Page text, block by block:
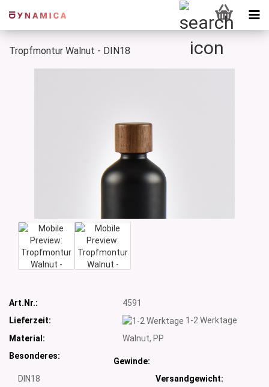
Tropfmontur Walnut - DIN18
Art.Nr.:
4591
Lieferzeit:
1-2 Werktage
Material:
Walnut, PP
Besonderes:
Gewinde:
DIN18
Versandgewicht: